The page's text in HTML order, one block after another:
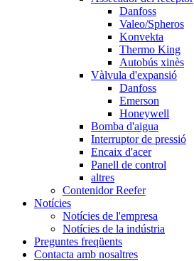
Danfoss
Valeo/Spheros
Konvekta
Thermo King
Autobús xinès
Vàlvula d'expansió
Danfoss
Emerson
Honeywell
Bomba d'aigua
Interruptor de pressió
Encaix d'acer
Panell de control
altres
Contenidor Reefer
Notícies
Notícies de l'empresa
Notícies de la indústria
Preguntes freqüents
Contacta amb nosaltres